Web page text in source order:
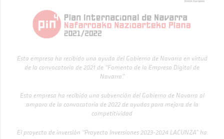
Esta empresa ha recibido una ayuda del Gobierno de Navarra en virtud
de la convocatoria de 2021 de “Fomento de la Empresa Digital de
Navarra”
Esta empresa ha recibido una subvención del Gobierno de Navarra al
amparo de la convocatoria de 2022 de ayudas para mejora de la
competitividad
El proyecto de inversión “Proyecto Inversiones 2023-2024 LACUNZA” ha